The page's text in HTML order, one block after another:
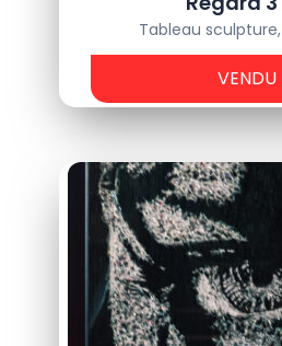
Tableau sculpture,
VENDU